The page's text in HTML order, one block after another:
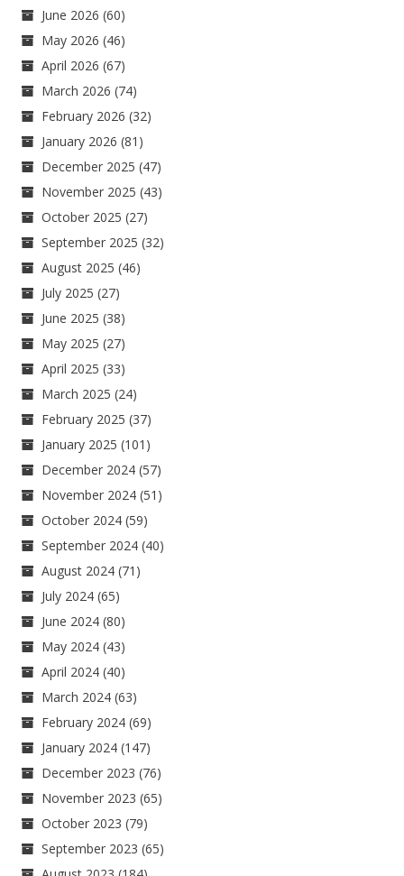
June 2026 (60)
May 2026 (46)
April 2026 (67)
March 2026 (74)
February 2026 (32)
January 2026 (81)
December 2025 (47)
November 2025 (43)
October 2025 (27)
September 2025 (32)
August 2025 (46)
July 2025 (27)
June 2025 (38)
May 2025 (27)
April 2025 (33)
March 2025 (24)
February 2025 (37)
January 2025 (101)
December 2024 (57)
November 2024 (51)
October 2024 (59)
September 2024 (40)
August 2024 (71)
July 2024 (65)
June 2024 (80)
May 2024 (43)
April 2024 (40)
March 2024 (63)
February 2024 (69)
January 2024 (147)
December 2023 (76)
November 2023 (65)
October 2023 (79)
September 2023 (65)